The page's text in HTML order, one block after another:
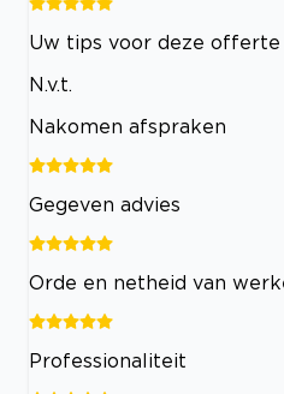
Uw tips voor deze offerte
N.v.t.
Nakomen afspraken
Gegeven advies
Orde en netheid van
Professionaliteit